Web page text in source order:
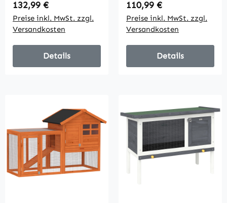
Freilaufgehege,
Rampe, 98x95x102,5
cm Grau
Regulärer Preis:
132,99 €
Preise inkl. MwSt. zzgl.
Versandkosten
Details
Freilaufgehege
Rampe Türen
147x54x84 cm Gelb
Regulärer Preis:
110,99 €
Preise inkl. MwSt. zzgl.
Versandkosten
Details